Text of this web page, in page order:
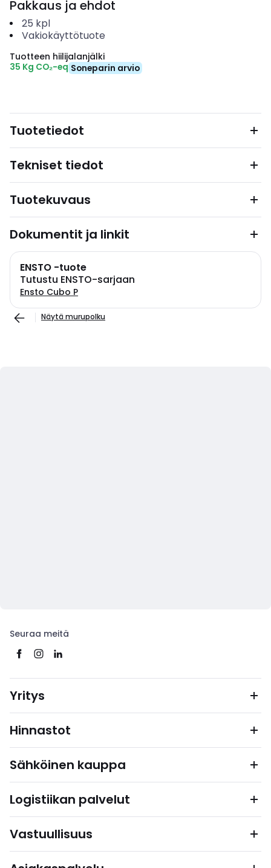
Pakkaus ja ehdot
25 kpl
Vakiokäyttötuote
Tuotteen hiilijalanjälki
35 Kg CO₂-eq Soneparin arvio
Tuotetiedot
Tekniset tiedot
Tuotekuvaus
Dokumentit ja linkit
ENSTO -tuote
Tutustu ENSTO-sarjaan
Ensto Cubo P
Näytä murupolku
Seuraa meitä
Yritys
Hinnastot
Sähköinen kauppa
Logistiikan palvelut
Vastuullisuus